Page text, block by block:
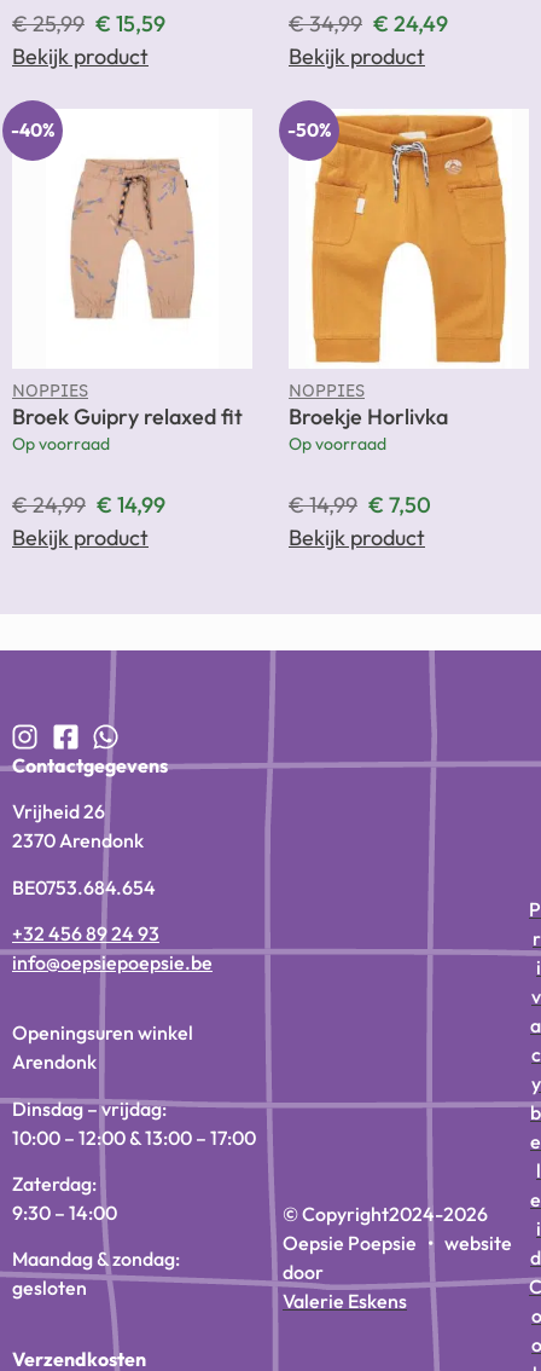
€25,99 € 15,59
Bekijk product
€34,99 € 24,49
Bekijk product
-40%
NOPPIES
Broek Guipry relaxed fit
Op voorraad
€24,99 € 14,99
Bekijk product
-50%
NOPPIES
Broekje Horlivka
Op voorraad
€14,99 € 7,50
Bekijk product
Contactgegevens
Vrijheid 26
2370 Arendonk
BE0753.684.654
+32 456 89 24 93
info@oepsiepoepsie.be
Openingsuren winkel
Arendonk
Dinsdag – vrijdag:
10:00 – 12:00 & 13:00 – 17:00
Zaterdag:
9:30 – 14:00
Maandag & zondag:
gesloten
Verzendkosten
© Copyright2024-2026
Oepsie Poepsie • website
door
Valerie Eskens
P
r
i
v
a
c
y
b
e
l
e
i
d
C
o
o